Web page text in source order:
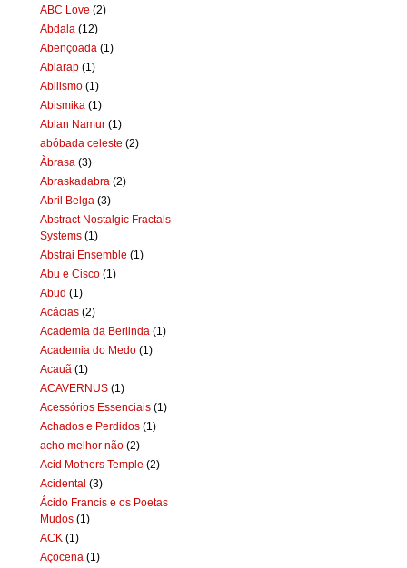
ABC Love (2)
Abdala (12)
Abençoada (1)
Abiarap (1)
Abiiismo (1)
Abismika (1)
Ablan Namur (1)
abóbada celeste (2)
Àbrasa (3)
Abraskadabra (2)
Abril Belga (3)
Abstract Nostalgic Fractals
Systems (1)
Abstrai Ensemble (1)
Abu e Cisco (1)
Abud (1)
Acácias (2)
Academia da Berlinda (1)
Academia do Medo (1)
Acauã (1)
ACAVERNUS (1)
Acessórios Essenciais (1)
Achados e Perdidos (1)
acho melhor não (2)
Acid Mothers Temple (2)
Acidental (3)
Ácido Francis e os Poetas
Mudos (1)
ACK (1)
Açocena (1)